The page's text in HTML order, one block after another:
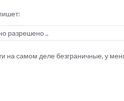
разрешено ..
на самом деле безграничные, у